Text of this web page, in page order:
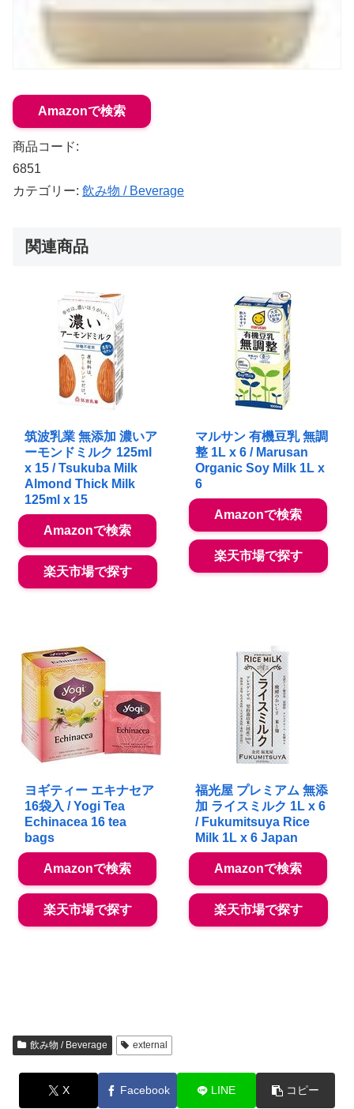
Amazonで検索
商品コード:
6851
カテゴリー: 飲み物 / Beverage
関連商品
筑波乳業 無添加 濃いア
ーモンドミルク 125ml
x 15 / Tsukuba Milk
Almond Thick Milk
125ml x 15
Amazonで検索
楽天市場で探す
マルサン 有機豆乳 無調
整 1L x 6 / Marusan
Organic Soy Milk 1L x
6
Amazonで検索
楽天市場で探す
ヨギティー エキナセア
16袋入 / Yogi Tea
Echinacea 16 tea
bags
Amazonで検索
楽天市場で探す
福光屋 プレミアム 無添
加 ライスミルク 1L x 6
/ Fukumitsuya Rice
Milk 1L x 6 Japan
Amazonで検索
楽天市場で探す
飲み物 / Beverage external
X Facebook LINE コピー